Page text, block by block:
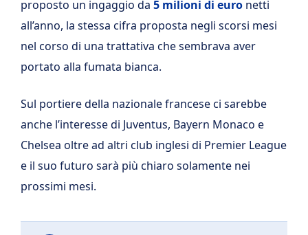
proposto un ingaggio da 5 milioni di euro netti
all’anno, la stessa cifra proposta negli scorsi mesi
nel corso di una trattativa che sembrava aver
portato alla fumata bianca.
Sul portiere della nazionale francese ci sarebbe
anche l’interesse di Juventus, Bayern Monaco e
Chelsea oltre ad altri club inglesi di Premier League
e il suo futuro sarà più chiaro solamente nei
prossimi mesi.